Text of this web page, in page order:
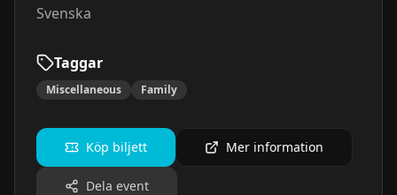
Svenska
Taggar
Miscellaneous Family
Köp biljett Mer information
Dela event